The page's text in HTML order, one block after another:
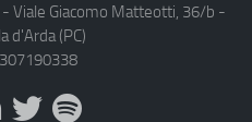
Viale Giacomo Matteotti, 36/b -
d'Arda (PC)